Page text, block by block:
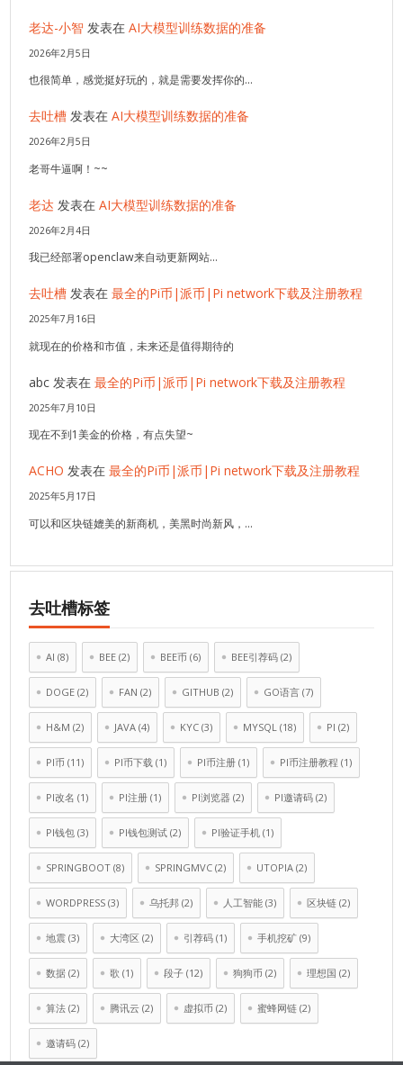
老达-小智 发表在AI大模型训练数据的准备
2026年2月5日
也很简单，感觉挺好玩的，就是需要发挥你的…
去吐槽 发表在AI大模型训练数据的准备
2026年2月5日
老哥牛逼啊！~~
老达 发表在AI大模型训练数据的准备
2026年2月4日
我已经部署openclaw来自动更新网站…
去吐槽 发表在最全的Pi币|派币|Pi network下载及注册教程
2025年7月16日
就现在的价格和市值，未来还是值得期待的
abc 发表在最全的Pi币|派币|Pi network下载及注册教程
2025年7月10日
现在不到1美金的价格，有点失望~
ACHO 发表在最全的Pi币|派币|Pi network下载及注册教程
2025年5月17日
可以和区块链媲美的新商机，美黑时尚新风，…
去吐槽标签
AI (8) BEE (2) BEE币 (6) BEE引荐码 (2)
DOGE (2) FAN (2) GITHUB (2) GO语言 (7)
H&M (2) JAVA (4) KYC (3) MYSQL (18) PI (2)
PI币 (11) PI币下载 (1) PI币注册 (1) PI币注册教程 (1)
PI改名 (1) PI注册 (1) PI浏览器 (2) PI邀请码 (2)
PI钱包 (3) PI钱包测试 (2) PI验证手机 (1)
SPRINGBOOT (8) SPRINGMVC (2) UTOPIA (2)
WORDPRESS (3) 乌托邦 (2) 人工智能 (3) 区块链 (2)
地震 (3) 大湾区 (2) 引荐码 (1) 手机挖矿 (9)
数据 (2) 歌 (1) 段子 (12) 狗狗币 (2) 理想国 (2)
算法 (2) 腾讯云 (2) 虚拟币 (2) 蜜蜂网链 (2)
邀请码 (2)